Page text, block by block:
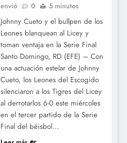
envió
0 5 minutos
Johnny Cueto y el bullpen de los
Leones blanquean al Licey y
toman ventaja en la Serie Final
Santo Domingo, RD (EFE) – Con
una actuación estelar de Johnny
Cueto, los Leones del Escogido
silenciaron a los Tigres del Licey
al derrotarlos 6-0 este miércoles
en el tercer partido de la Serie
Final del béisbol…